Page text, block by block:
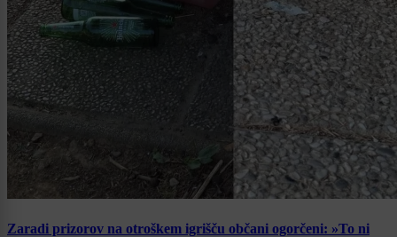
Zaradi prizorov na otroškem igrišču občani ogorčeni: »To ni